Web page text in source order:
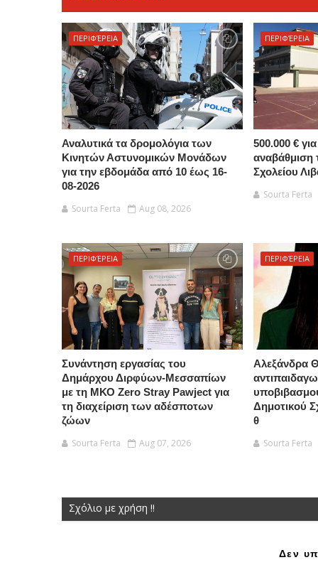
ΠΕΡΙΦΈΡΕΙΑ
Αναλυτικά τα δρομολόγια των
Κινητών Αστυνομικών Μονάδων
για την εβδομάδα από 10 έως 16-
08-2026
Sourta Ferta
Aug 08, 2026
ΠΕΡΙΦΈΡΕΙΑ
500.000 €
αναβάθμιση
Σχολείου
Sourta Ferta
ΠΕΡΙΦΈΡΕΙΑ
Συνάντηση εργασίας του
Δημάρχου Διρφύων-Μεσσαπίων
με τη ΜΚΟ Zero Stray Pawject για
τη διαχείριση των αδέσποτων
ζώων
Sourta Ferta
Aug 07, 2026
ΠΕΡΙΦΈΡΕΙΑ
Αλεξάνδρα
Δημοτικού
θ
Sourta Ferta
Σχόλιο με χρήση !!
Δεν